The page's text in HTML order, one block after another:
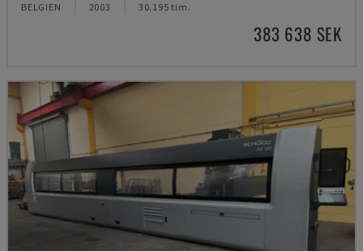
BELGIEN 2003 30.195 tim.
383 638 SEK